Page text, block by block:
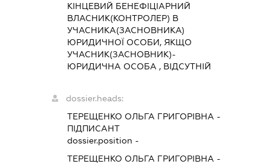
КІНЦЕВИЙ БЕНЕФІЦІАРНИЙ
ВЛАСНИК(КОНТРОЛЕР) В
УЧАСНИКА(ЗАСНОВНИКА)
ЮРИДИЧНОЇ ОСОБИ, ЯКЩО
УЧАСНИК(ЗАСНОВНИК)-
ЮРИДИЧНА ОСОБА , ВІДСУТНІЙ
dossier.heads:
ТЕРЕЩЕНКО ОЛЬГА ГРИГОРІВНА -
ПІДПИСАНТ
dossier.position -
ТЕРЕЩЕНКО ОЛЬГА ГРИГОРІВНА -